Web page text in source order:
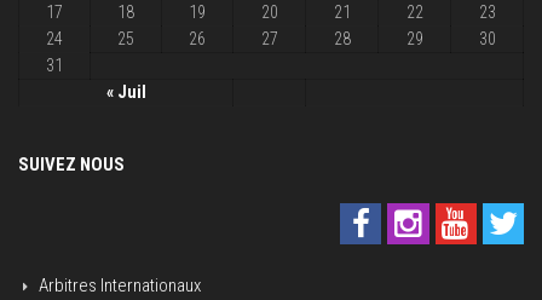
« Juil
17
18 19 20 21 22
23
24
25 26 27 28 29
30
31
SUIVEZ NOUS
Arbitres Internationaux